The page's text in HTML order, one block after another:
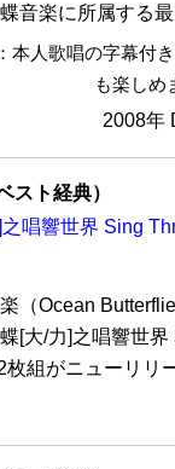
音楽に所属する
：本人歌唱の字幕付
も楽しめ
2008年
スト経典）
之唱響世界 Sing
（Ocean
[大/力]之唱響世
枚組がニューリリ